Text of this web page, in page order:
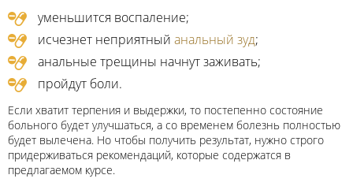
уменьшится воспаление;
исчезнет неприятный анальный зуд;
анальные трещины начнут заживать;
пройдут боли.
Если хватит терпения и выдержки, то постепенно состояние
больного будет улучшаться, а со временем болезнь полностью
будет вылечена. Но чтобы получить результат, нужно строго
придерживаться рекомендаций, которые содержатся в
предлагаемом курсе.